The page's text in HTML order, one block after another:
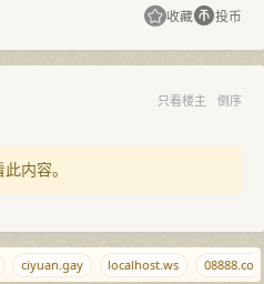
收藏 投币
只看楼主 倒序
内容。
ciyuan.gay localhost.ws